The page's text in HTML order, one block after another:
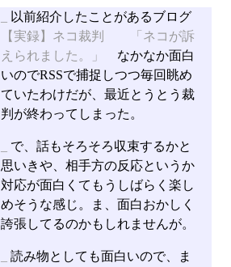
以前紹介したことがあるブログ
【実録】ネコ裁判 「ネコが訴
えられました。」
なかなか面白
いのでRSSで捕捉しつつ毎回眺め
ていたわけだが、最近とうとう裁
判が終わってしまった。
で、話もそろそろ収束するかと
思いきや、相手方の反応というか
対応が面白くてもうしばらく楽し
めそうな感じ。ま、面白おかしく
誇張してるのかもしれませんが。
読み物としても面白いので、ま